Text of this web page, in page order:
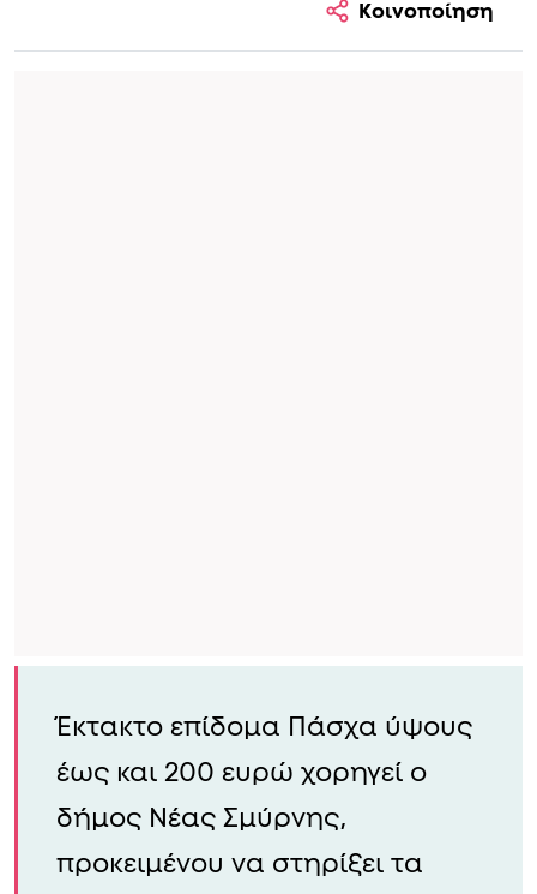
Κοινοποίηση
Έκτακτο επίδομα Πάσχα ύψους
έως και 200 ευρώ χορηγεί ο
δήμος Νέας Σμύρνης,
προκειμένου να στηρίξει τα